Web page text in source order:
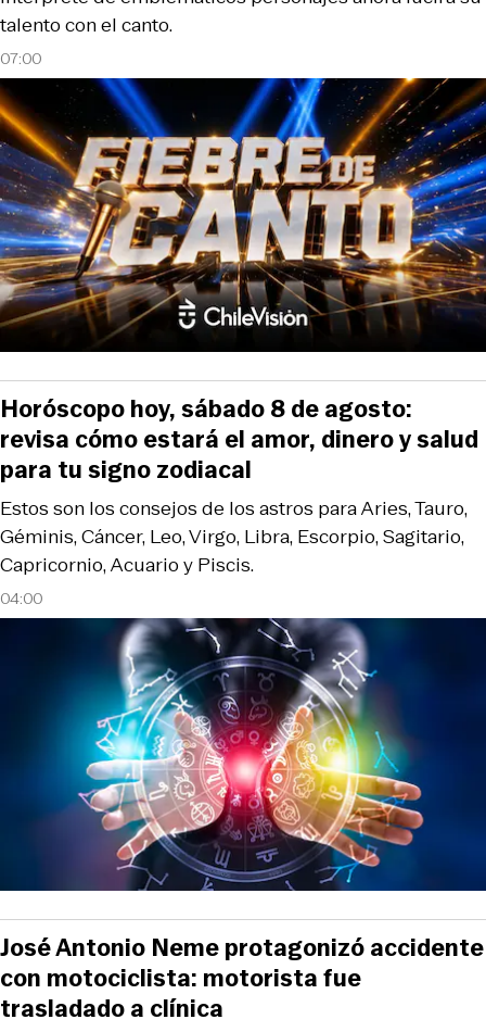
07:00
talento con el canto.
04:00
Estos son los consejos de los astros para Aries, Tauro,
Géminis, Cáncer, Leo, Virgo, Libra, Escorpio, Sagitario,
Capricornio, Acuario y Piscis.
Horóscopo hoy, sábado 8 de agosto:
revisa cómo estará el amor, dinero y salud
para tu signo zodiacal
José Antonio Neme protagonizó accidente
con motociclista: motorista fue
trasladado a clínica